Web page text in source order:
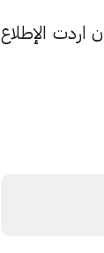
اردت الإطلاع